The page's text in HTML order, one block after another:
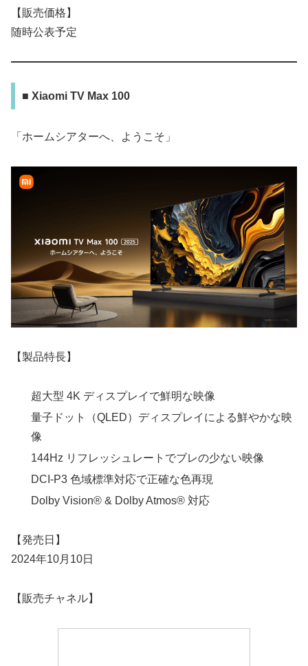
【販売価格】
随時公表予定
■ Xiaomi TV Max 100
「ホームシアターへ、ようこそ」
【製品特長】
超大型 4K ディスプレイで鮮明な映像
量子ドット（QLED）ディスプレイによる鮮やかな映
像
144Hz リフレッシュレートでブレの少ない映像
DCI-P3 色域標準対応で正確な色再現
Dolby Vision® & Dolby Atmos® 対応
【発売日】
2024年10月10日
【販売チャネル】